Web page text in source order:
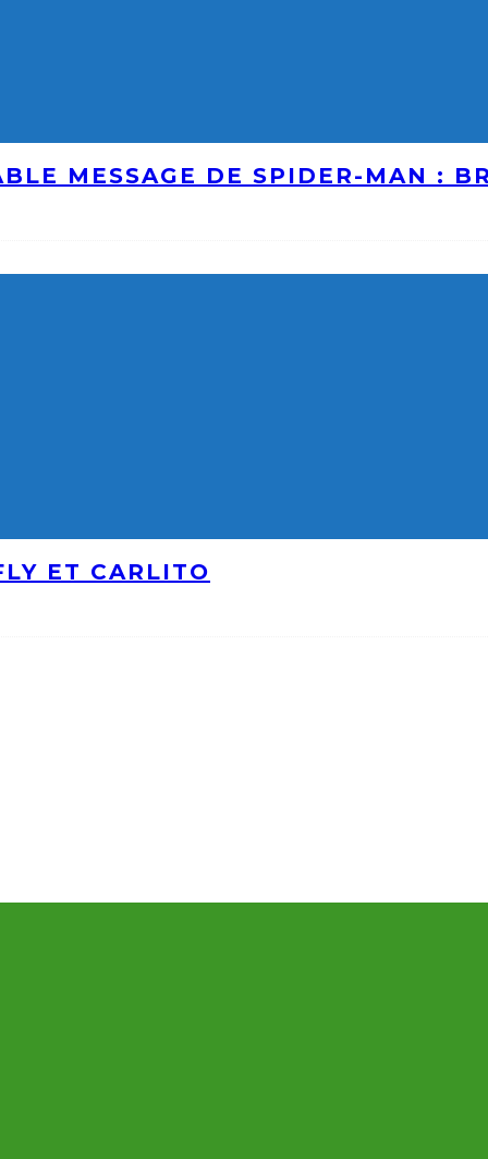
MESSAGE DE SPIDER-MAN :
ET CARLITO